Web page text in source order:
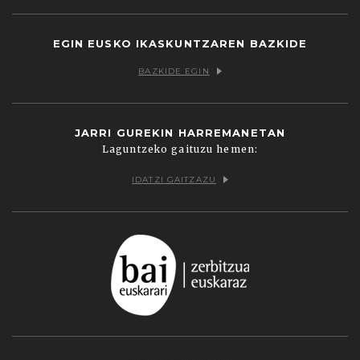
EGIN EUSKO IKASKUNTZAREN BAZKIDE
BAZKIDE EGIN
JARRI GUREKIN HARREMANETAN
Laguntzeko gaituzu hemen:
IDATZI GAITZAZU